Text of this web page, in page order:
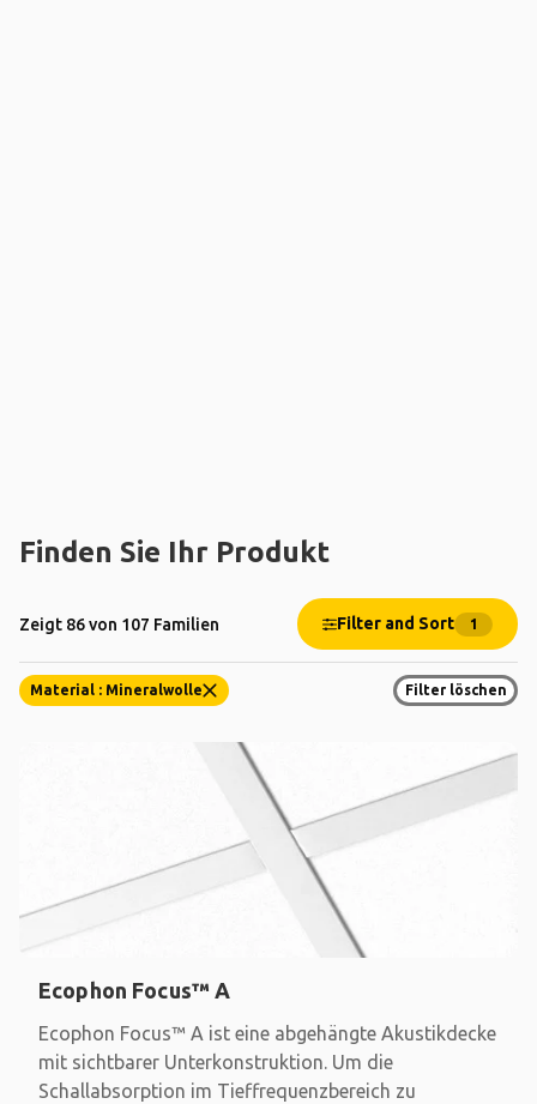
Finden Sie Ihr Produkt
Zeigt 86 von 107 Familien Filter and Sort 1
Material : Mineralwolle Filter löschen
Ecophon Focus™ A
Ecophon Focus™ A ist eine abgehängte Akustikdecke
mit sichtbarer Unterkonstruktion. Um die
Schallabsorption im Tieffrequenzbereich zu